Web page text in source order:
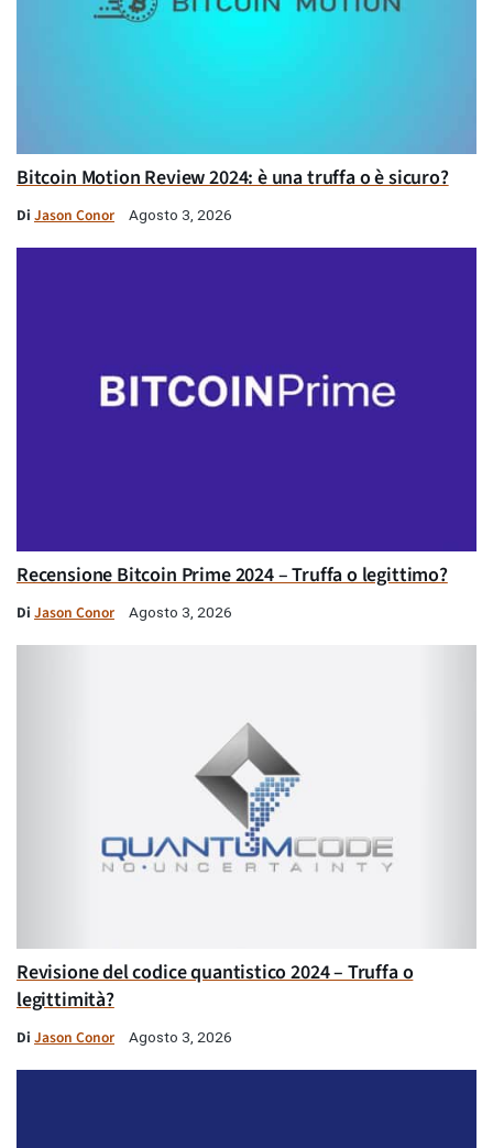
Bitcoin Motion Review 2024: è una truffa o è sicuro?
Di Jason Conor Agosto 3, 2026
Recensione Bitcoin Prime 2024 – Truffa o legittimo?
Di Jason Conor Agosto 3, 2026
Revisione del codice quantistico 2024 – Truffa o
legittimità?
Di Jason Conor Agosto 3, 2026